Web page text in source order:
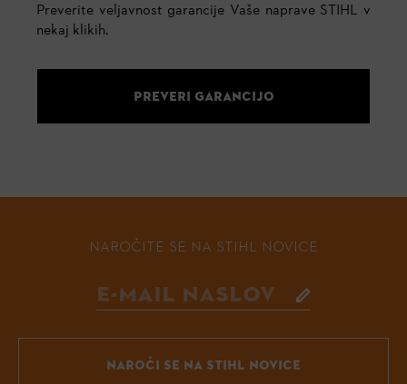
Preverite veljavnost garancije Vaše naprave STIHL v
nekaj klikih.
PREVERI GARANCIJO
NAROČITE SE NA STIHL NOVICE
NAROČI SE NA STIHL NOVICE